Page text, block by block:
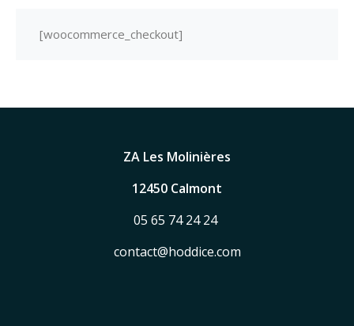
[woocommerce_checkout]
ZA Les Molinières
12450 Calmont
05 65 74 24 24
contact@hoddice.com